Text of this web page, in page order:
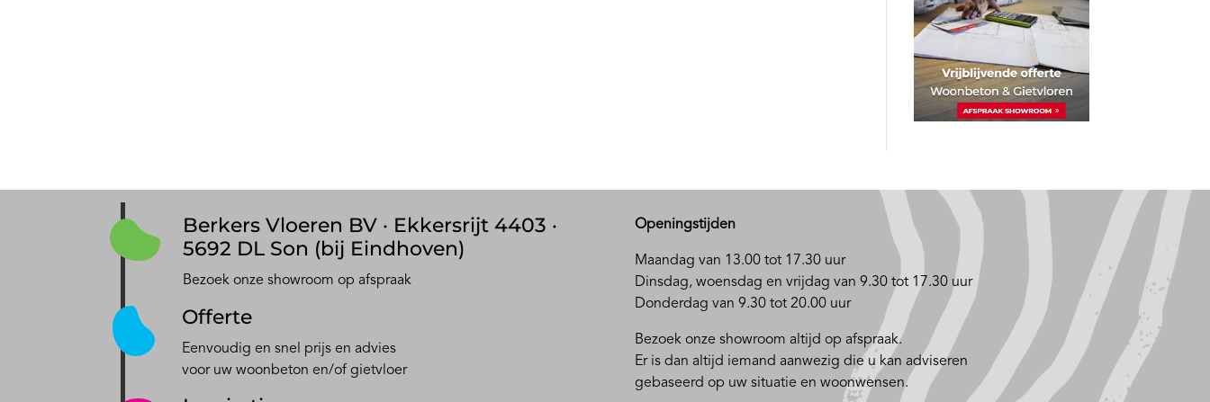
Berkers Vloeren BV · Ekkersrijt 4403 ·
5692 DL Son (bij Eindhoven)
Bezoek onze showroom op afspraak
Offerte
Eenvoudig en snel prijs en advies
voor uw woonbeton en/of gietvloer
Openingstijden
Maandag van 13.00 tot 17.30 uur
Dinsdag, woensdag en vrijdag van 9.30 tot 17.30 uur
Donderdag van 9.30 tot 20.00 uur
Bezoek onze showroom altijd op afspraak.
Er is dan altijd iemand aanwezig die u kan adviseren
gebaseerd op uw situatie en woonwensen.